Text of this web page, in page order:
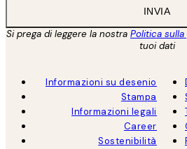
INVIA
Si prega di leggere la nostra Politica
tuoi dati
Informazioni su desenio
Stampa
Informazioni legali
Career
Sostenibilità